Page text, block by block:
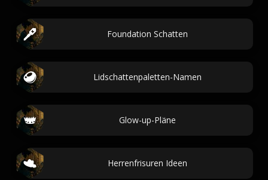
Foundation Schatten
Lidschattenpaletten-Namen
Glow-up-Pläne
Herrenfrisuren Ideen